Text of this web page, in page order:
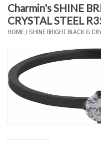
Plus Size Sieraden
Tassen en meer
Haaraccesoires
Charmin's SHINE
CRYSTAL STEEL
HOME/ SHINE BRIGHT BLACK &